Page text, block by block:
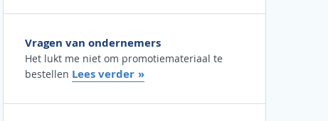
Vragen van ondernemers
Het lukt me niet om promotiemateriaal te
bestellen Lees verder